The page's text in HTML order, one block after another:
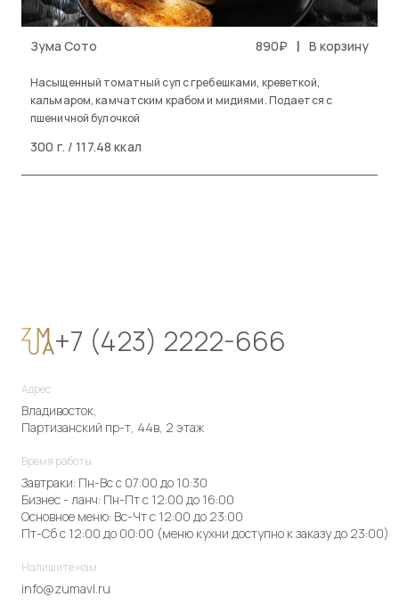
Зума Сото 890₽ | В корзину
Насыщенный томатный суп с гребешками, креветкой,
кальмаром, камчатским крабом и мидиями. Подается с
пшеничной булочкой
300 г. / 117.48 ккал
+7 (423) 2222-666
Адрес
Владивосток,
Партизанский пр-т, 44в, 2 этаж
Время работы
Завтраки: Пн-Вс с 07:00 до 10:30
Бизнес - ланч: Пн-Пт с 12:00 до 16:00
Основное меню: Вс-Чт с 12:00 до 23:00
Пт-Сб с 12:00 до 00:00 (меню кухни доступно к заказу до 23:00)
Напишите нам
info@zumavl.ru